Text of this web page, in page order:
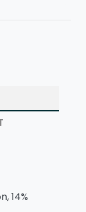
14%